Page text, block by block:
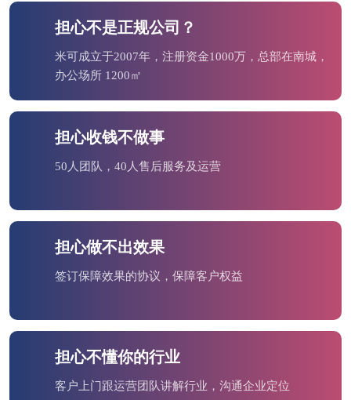
担心不是正规公司？
米可成立于2007年，注册资金1000万，总部在南城，
办公场所 1200㎡
担心收钱不做事
50人团队，40人售后服务及运营
担心做不出效果
签订保障效果的协议，保障客户权益
担心不懂你的行业
客户上门跟运营团队讲解行业，沟通企业定位